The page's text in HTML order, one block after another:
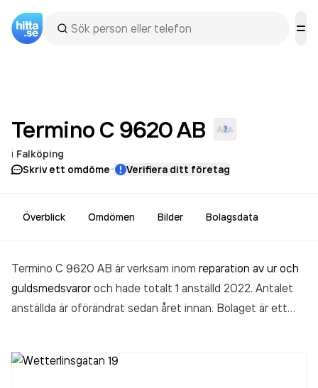
Termino C 9620AB
i Falköping
Skriv ett omdöme· Verifiera ditt företag
Överblick Omdömen Bilder Bolagsdata
Termino C 9620 AB är verksam inom reparation av ur och
guldsmedsvaroroch hade totalt 1 anställd 2022. Antalet
anställda är oförändrat sedan året innan. Bolaget är ett
(2022).